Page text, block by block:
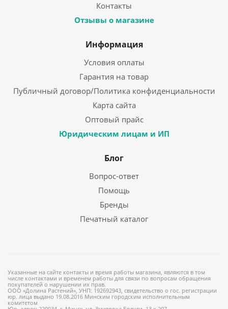
Контакты
Отзывы о магазине
Информация
Условия оплаты
Гарантия на товар
Публичный договор/Политика конфиденциальности
Карта сайта
Оптовый прайс
Юридическим лицам и ИП
Блог
Вопрос-ответ
Помощь
Бренды
Печатный каталог
Указанные на сайте контакты и время работы магазина, являются в том
числе контактами и временем работы для связи по вопросам обращения
покупателей о нарушении их прав.
ООО «Долина Растений», УНП: 192692943, свидетельство о гос. регистрации
юр. лица выдано 19.08.2016 Минским городским исполнительным
комитетом